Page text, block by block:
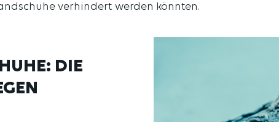
verhindert werden könnten.
DIE